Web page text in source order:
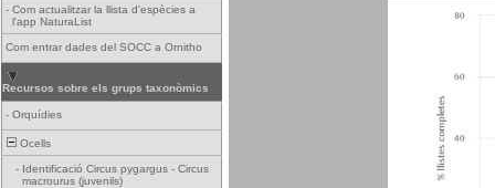
- Com actualitzar la llista d'espècies a
l'app NaturaList
Com entrar dades del SOCC a Ornitho
Recursos sobre els grups taxonòmics
- Orquídies
Ocells
- Identificació Circus pygargus - Circus
macrourus (juvenils)